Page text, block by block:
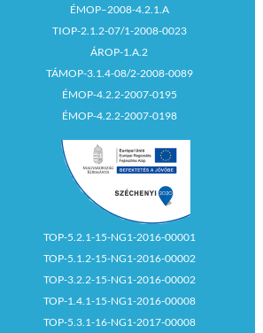
ÉMOP–2008-4.2.1.A
TIOP-2.1.2-07/1-2008-0023
ÁROP-1.A.2
TÁMOP-3.1.4-08/2-2008-0089
ÉMOP-4.2.2-2007-0195
ÉMOP-4.2.2-2007-0198
TOP-5.2.1-15-NG1-2016-00001
TOP-5.1.2-15-NG1-2016-00002
TOP-3.2.2-15-NG1-2016-00002
TOP-1.4.1-15-NG1-2016-00008
TOP-5.3.1-16-NG1-2017-00008